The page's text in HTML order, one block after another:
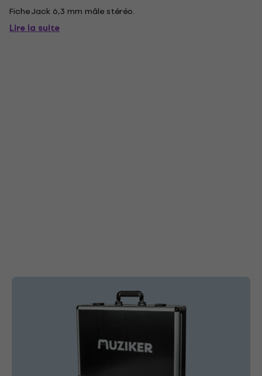
Fiche Jack 6,3 mm mâle stéréo.
Lire la suite